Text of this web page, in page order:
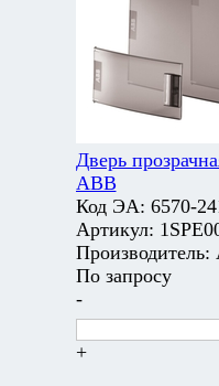
Дверь
ABB
Код ЭА: 6570-
Артикул:
Производитель:
По запросу
-
+